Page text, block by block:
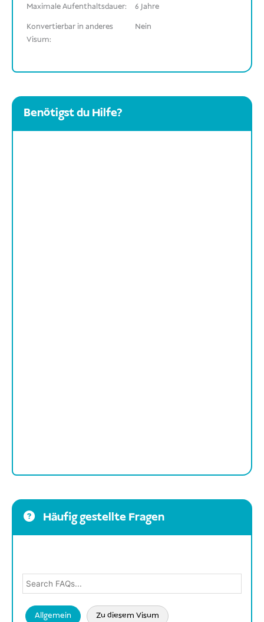
Maximale Aufenthaltsdauer:
6 Jahre
Konvertierbar in anderes
Visum:
Nein
Benötigst du Hilfe?
Häufig gestellte Fragen
Allgemein Zu diesem Visum